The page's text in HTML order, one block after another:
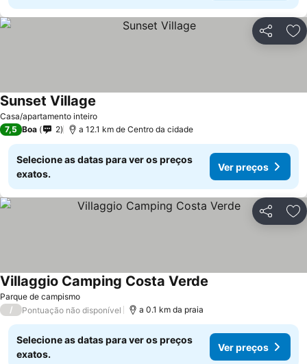
Partilhar
Casa/apartamento inteiro
Sunset Village
7,5 Boa 2 a 12.1 km de Centro da cidade
Selecione as datas para ver os preços
exatos.
Ver preços
Partilhar
Parque de campismo
Villaggio Camping Costa Verde
/ Pontuação não disponível a 0.1 km da praia
Selecione as datas para ver os preços
exatos.
Ver preços